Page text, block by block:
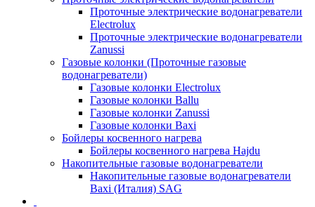
Проточные электрические водонагреватели
Electrolux
Проточные электрические водонагреватели
Zanussi
Газовые колонки (Проточные газовые
водонагреватели)
Газовые колонки Electrolux
Газовые колонки Ballu
Газовые колонки Zanussi
Газовые колонки Baxi
Бойлеры косвенного нагрева
Бойлеры косвенного нагрева Hajdu
Накопительные газовые водонагреватели
Накопительные газовые водонагреватели
Baxi (Италия) SAG